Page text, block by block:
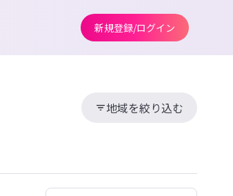
新規登録/ログイン
地域を絞り込む